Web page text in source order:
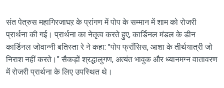
संत पेत्रुस महागिरजाघऱ के प्रांगण में पोप के सम्मान में शाम को रोजरी
प्रार्थना की गई। प्रार्थना का नेतृत्व करते हुए, कार्डिनल मंडल के डीन
कार्डिनल जोवान्नी बतिस्ता रे ने कहा: "पोप फ्राँसिस, आशा के तीर्थयात्री जो
निराश नहीं करते।" सैकड़ों श्रद्धालुगण, अत्यंत भावुक और ध्यानमग्न वातावरण
में रोजरी प्रार्थना के लिए उपस्थित थे।